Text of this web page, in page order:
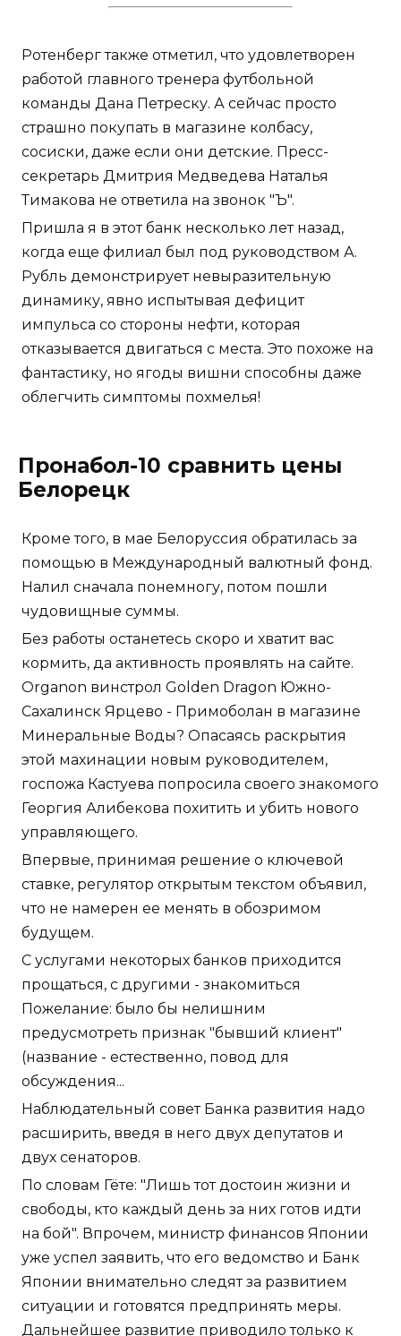
Ротенберг также отметил, что удовлетворен
работой главного тренера футбольной
команды Дана Петреску. А сейчас просто
страшно покупать в магазине колбасу,
сосиски, даже если они детские. Пресс-
секретарь Дмитрия Медведева Наталья
Тимакова не ответила на звонок "Ъ".
Пришла я в этот банк несколько лет назад,
когда еще филиал был под руководством А.
Рубль демонстрирует невыразительную
динамику, явно испытывая дефицит
импульса со стороны нефти, которая
отказывается двигаться с места. Это похоже на
фантастику, но ягоды вишни способны даже
облегчить симптомы похмелья!
Пронабол-10 сравнить цены
Белорецк
Кроме того, в мае Белоруссия обратилась за
помощью в Международный валютный фонд.
Налил сначала понемногу, потом пошли
чудовищные суммы.
Без работы останетесь скоро и хватит вас
кормить, да активность проявлять на сайте.
Organon винстрол Golden Dragon Южно-
Сахалинск Ярцево - Примоболан в магазине
Минеральные Воды? Опасаясь раскрытия
этой махинации новым руководителем,
госпожа Кастуева попросила своего знакомого
Георгия Алибекова похитить и убить нового
управляющего.
Впервые, принимая решение о ключевой
ставке, регулятор открытым текстом объявил,
что не намерен ее менять в обозримом
будущем.
С услугами некоторых банков приходится
прощаться, с другими - знакомиться
Пожелание: было бы нелишним
предусмотреть признак "бывший клиент"
(название - естественно, повод для
обсуждения...
Наблюдательный совет Банка развития надо
расширить, введя в него двух депутатов и
двух сенаторов.
По словам Гёте: "Лишь тот достоин жизни и
свободы, кто каждый день за них готов идти
на бой". Впрочем, министр финансов Японии
уже успел заявить, что его ведомство и Банк
Японии внимательно следят за развитием
ситуации и готовятся предпринять меры.
Дальнейшее развитие приводило только к